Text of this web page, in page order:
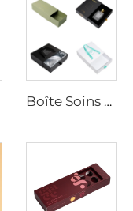
Boîte Soins Personnels | Coffret Cadeau Personnalisé pour le Bien-Être et les Soins Personnels